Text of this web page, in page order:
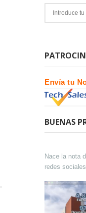
Envía tu
BUENAS
Nace la nota
redes